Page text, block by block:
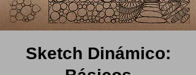
Sketch Dinámico: